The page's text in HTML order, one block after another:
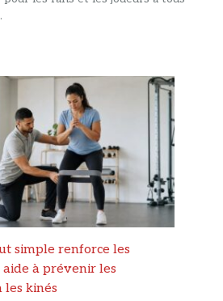
simple renforce les
à prévenir les
les kinés